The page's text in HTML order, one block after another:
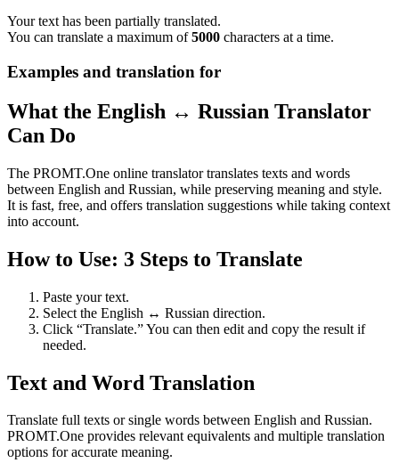
Your text has been partially translated.
You can translate a maximum of5000 characters at a time.
Examples and translation for
What the English ↔ Russian Translator
Can Do
The PROMT.One online translator translates texts and words
between English and Russian, while preserving meaning and style.
It is fast, free, and offers translation suggestions while taking context
into account.
How to Use: 3 Steps to Translate
Paste your text.
Select the English ↔ Russian direction.
Click “Translate.” You can then edit and copy the result if
needed.
Text and Word Translation
Translate full texts or single words between English and Russian.
PROMT.One provides relevant equivalents and multiple translation
options for accurate meaning.